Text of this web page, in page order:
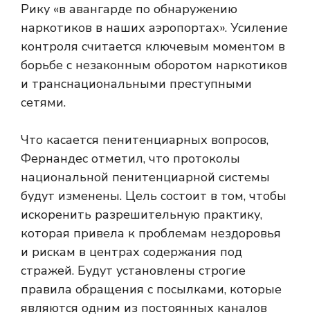
Рику «в авангарде по обнаружению
наркотиков в наших аэропортах». Усиление
контроля считается ключевым моментом в
борьбе с незаконным оборотом наркотиков
и транснациональными преступными
сетями.
Что касается пенитенциарных вопросов,
Фернандес отметил, что протоколы
национальной пенитенциарной системы
будут изменены. Цель состоит в том, чтобы
искоренить разрешительную практику,
которая привела к проблемам нездоровья
и рискам в центрах содержания под
стражей. Будут установлены строгие
правила обращения с посылками, которые
являются одним из постоянных каналов